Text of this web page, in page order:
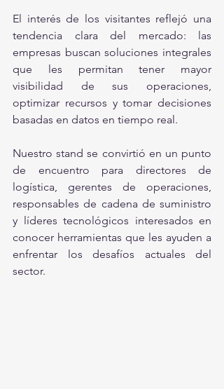
El interés de los visitantes reflejó una
tendencia clara del mercado: las
empresas buscan soluciones integrales
que les permitan tener mayor
visibilidad de sus operaciones,
optimizar recursos y tomar decisiones
basadas en datos en tiempo real.
Nuestro stand se convirtió en un punto
de encuentro para directores de
logística, gerentes de operaciones,
responsables de cadena de suministro
y líderes tecnológicos interesados en
conocer herramientas que les ayuden a
enfrentar los desafíos actuales del
sector.